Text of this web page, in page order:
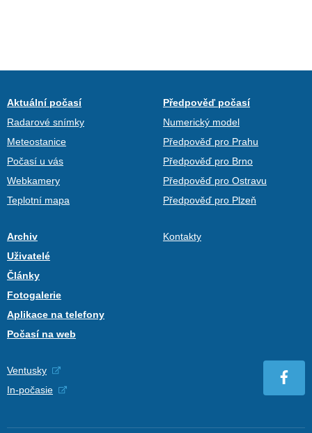
Aktuální počasí
Radarové snímky
Meteostanice
Počasí u vás
Webkamery
Teplotní mapa
Předpověď počasí
Numerický model
Předpověď pro Prahu
Předpověď pro Brno
Předpověď pro Ostravu
Předpověď pro Plzeň
Archiv
Uživatelé
Články
Fotogalerie
Aplikace na telefony
Počasí na web
Kontakty
Ventusky
In-počasie